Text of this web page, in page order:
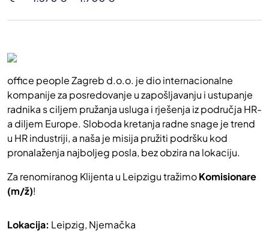
office people Zagreb d.o.o. je dio internacionalne
kompanije za posredovanje u zapošljavanju i ustupanje
radnika s ciljem pružanja usluga i rješenja iz područja HR-
a diljem Europe. Sloboda kretanja radne snage je trend
u HR industriji, a naša je misija pružiti podršku kod
pronalaženja najboljeg posla, bez obzira na lokaciju.
Za renomiranog Klijenta u Leipzigu tražimoKomisionare
(m/ž)!
Lokacija: Leipzig, Njemačka